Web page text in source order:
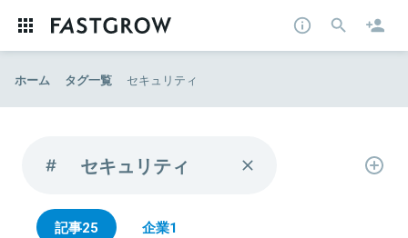
ホーム タグ一覧 セキュリティ
セキュリティ
記事25 企業1